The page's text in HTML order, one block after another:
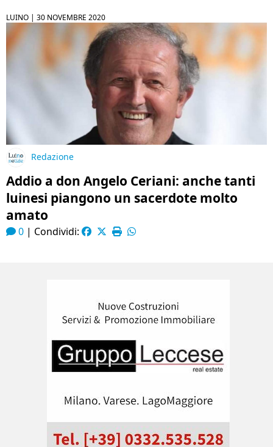
LUINO | 30 NOVEMBRE 2020
Redazione
Addio a don Angelo Ceriani: anche tanti
luinesi piangono un sacerdote molto
amato
0 | Condividi: